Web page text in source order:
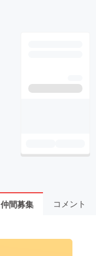
仲間募集 コメント